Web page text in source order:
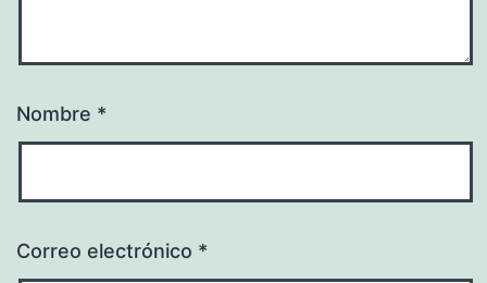
Nombre *
Correo electrónico *